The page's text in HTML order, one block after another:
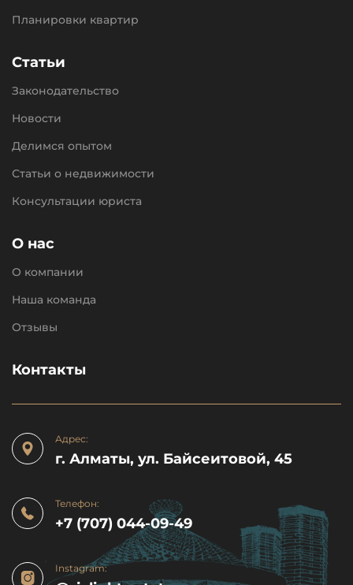
Планировки квартир
Статьи
Законодательство
Новости
Делимся опытом
Статьи о недвижимости
Консультации юриста
О нас
О компании
Наша команда
Отзывы
Контакты
Адрес:
г. Алматы, ул. Байсеитовой, 45
Телефон:
+7 (707) 044-09-49
Instagram: